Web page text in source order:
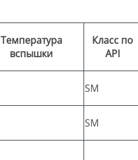
Температура
вспышки
Класс по
API
SM
SM